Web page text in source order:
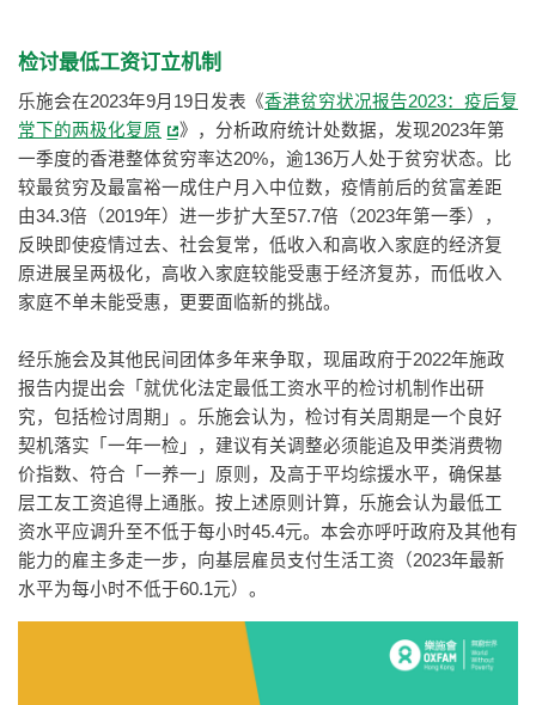
检讨最低工资订立机制
乐施会在2023年9月19日发表《香港贫穷状况报告2023：疫后复
常下的两极化复原
》，分析政府统计处数据，发现2023年第
一季度的香港整体贫穷率达20%，逾136万人处于贫穷状态。比
较最贫穷及最富裕一成住户月入中位数，疫情前后的贫富差距
由34.3倍（2019年）进一步扩大至57.7倍（2023年第一季），
反映即使疫情过去、社会复常，低收入和高收入家庭的经济复
原进展呈两极化，高收入家庭较能受惠于经济复苏，而低收入
家庭不单未能受惠，更要面临新的挑战。
经乐施会及其他民间团体多年来争取，现届政府于2022年施政
报告内提出会「就优化法定最低工资水平的检讨机制作出研
究，包括检讨周期」。乐施会认为，检讨有关周期是一个良好
契机落实「一年一检」，建议有关调整必须能追及甲类消费物
价指数、符合「一养一」原则，及高于平均综援水平，确保基
层工友工资追得上通胀。按上述原则计算，乐施会认为最低工
资水平应调升至不低于每小时45.4元。本会亦呼吁政府及其他有
能力的雇主多走一步，向基层雇员支付生活工资（2023年最新
水平为每小时不低于60.1元）。